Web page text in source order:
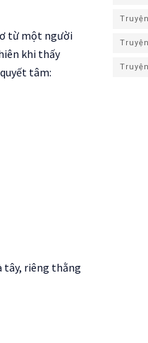
từ một người
khi thấy
tâm:
tây, riêng thằng